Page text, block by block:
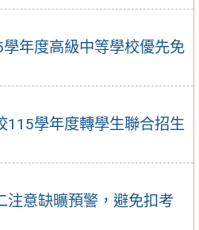
學年度高級中等學校優先免
115學年度轉學生聯合招生
注意缺曠預警，避免扣考